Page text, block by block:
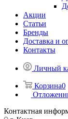
Акции
Статьи
Бренды
Доставка и
Контакты
Личный
Корзина0
Контактная